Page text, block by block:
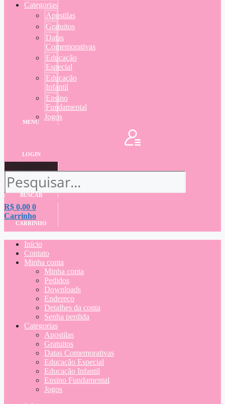
Categorias
Apostilas
Gratuitos
Datas
Comemorativas
Educação
Especial
Educação
Infantil
Ensino
Fundamental
Jogos
MENU
LOGIN
BUSCAR
R$ 0,00 0
Carrinho
CARRINHO
Início
Contato
Minha conta
Minha conta
Pedidos
Downloads
Endereço
Detalhes da conta
Senha perdida
Categorias
Apostilas
Gratuitos
Datas Comemorativas
Educação Especial
Educação Infantil
Ensino Fundamental
Jogos